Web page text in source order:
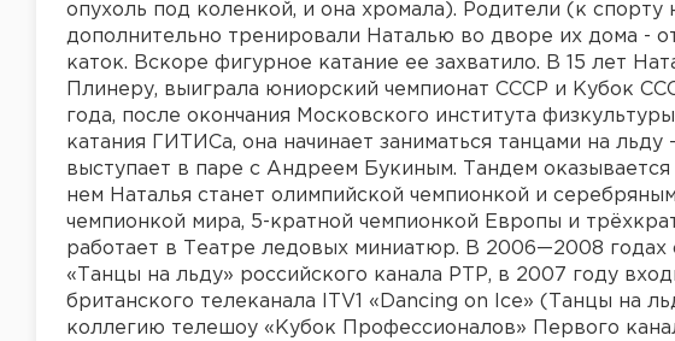
опухоль под коленкой, и она хромала). Родители (к
дополнительно тренировали Наталью во дворе их дома -
каток. Вскоре фигурное катание ее захватило. В 15 лет
Плинеру, выиграла юниорский чемпионат СССР и Кубок
года, после окончания Московского института
катания ГИТИСа, она начинает заниматься танцами на
выступает в паре с Андреем Букиным. Тандем
нем Наталья станет олимпийской чемпионкой и
чемпионкой мира, 5-кратной чемпионкой Европы и
работает в Театре ледовых миниатюр. В 2006—2008
«Танцы на льду» российского канала РТР, в 2007 году
британского телеканала ITV1 «Dancing on Ice» (Танцы на
коллегию телешоу «Кубок Профессионалов» Первого